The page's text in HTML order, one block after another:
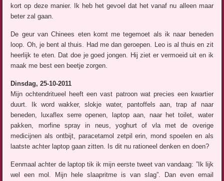
kort op deze manier. Ik heb het gevoel dat het vanaf nu alleen maar
beter zal gaan.
De geur van Chinees eten komt me tegemoet als ik naar beneden
loop. Oh, je bent al thuis. Had me dan geroepen. Leo is al thuis en zit
heerlijk te eten. Dat doe je goed jongen. Hij ziet er vermoeid uit en ik
maak me best een beetje zorgen.
Dinsdag, 25-10-2011
Mijn ochtendritueel heeft een vast patroon wat precies een kwartier
duurt. Ik word wakker, slokje water, pantoffels aan, trap af naar
beneden, luxaflex serre openen, laptop aan, naar het toilet, water
pakken, morfine spray in neus, yoghurt of vla met de overige
medicijnen als ontbijt, paracetamol zetpil erin, mond spoelen en als
laatste achter laptop gaan zitten. Is dit nu rationeel denken en doen?
Eenmaal achter de laptop tik ik mijn eerste tweet van vandaag: ”Ik lijk
wel een mol. Mijn hele slaapritme is van slag”. Dan even email